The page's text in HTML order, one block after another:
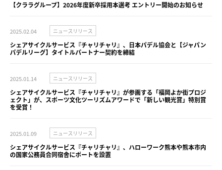
【クララグループ】2026年度新卒採用本選考 エントリー開始のお知らせ
2025.02.04 ニュースリリース
シェアサイクルサービス『チャリチャリ』、日本パデル協会と【ジャパン
パデルリーグ】タイトルパートナー契約を締結
2025.01.14 ニュースリリース
シェアサイクルサービス『チャリチャリ』が参画する「福岡よか街プロジ
ェクト」が、スポーツ文化ツーリズムアワードで「新しい観光賞」特別賞
を受賞！
2025.01.09 ニュースリリース
シェアサイクルサービス『チャリチャリ』、ハローワーク熊本や熊本市内
の国家公務員合同宿舎にポートを設置